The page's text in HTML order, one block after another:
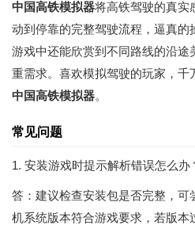
中国高铁模拟器将高铁驾驶的真实
动到停靠的完整驾驶流程，逼真的
游戏中还能欣赏到不同路线的沿途
重需求。喜欢模拟驾驶的玩家，千
中国高铁模拟器。
常见问题
1. 安装游戏时提示解析错误怎么办
答：建议检查安装包是否完整，可
机系统版本符合游戏要求，若版本